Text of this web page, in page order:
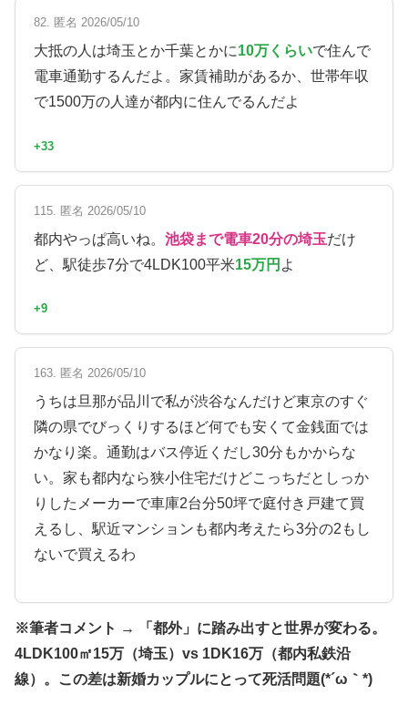
82. 匿名 2026/05/10
大抵の人は埼玉とか千葉とかに10万くらいで住んで
電車通勤するんだよ。家賃補助があるか、世帯年収
で1500万の人達が都内に住んでるんだよ
+33
115. 匿名 2026/05/10
都内やっぱ高いね。 池袋まで電車20分の埼玉だけ
ど、駅徒歩7分で4LDK100平米15万円 よ
+9
163. 匿名 2026/05/10
うちは旦那が品川で私が渋谷なんだけど東京のすぐ
隣の県でびっくりするほど何でも安くて金銭面では
かなり楽。通勤はバス停近くだし30分もかからな
い。家も都内なら狭小住宅だけどこっちだとしっか
りしたメーカーで車庫2台分50坪で庭付き戸建て買
えるし、駅近マンションも都内考えたら3分の2もし
ないで買えるわ
※筆者コメント → 「都外」に踏み出すと世界が変わる。
4LDK100㎡15万（埼玉）vs 1DK16万（都内私鉄沿
線）。この差は新婚カップルにとって死活問題(*´ω｀*)